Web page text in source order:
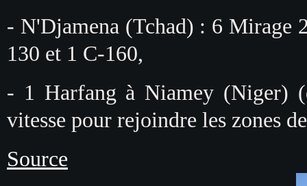
- N'Djamena (Tchad) : 6 Mirage
130 et 1 C-160,
- 1 Harfang à Niamey (Niger)
vitesse pour rejoindre les zones
Source